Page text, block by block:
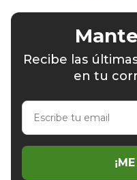
Recibe las
en tu
Escribe
email